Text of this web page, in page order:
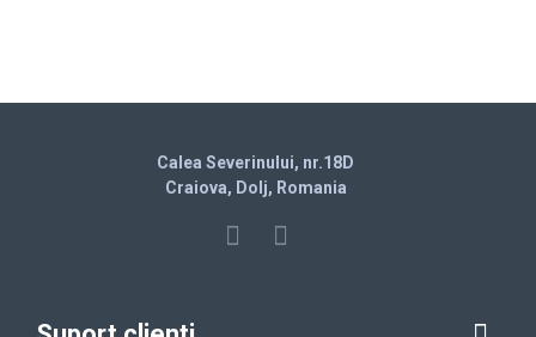
Calea Severinului, nr.18D
Craiova, Dolj, Romania